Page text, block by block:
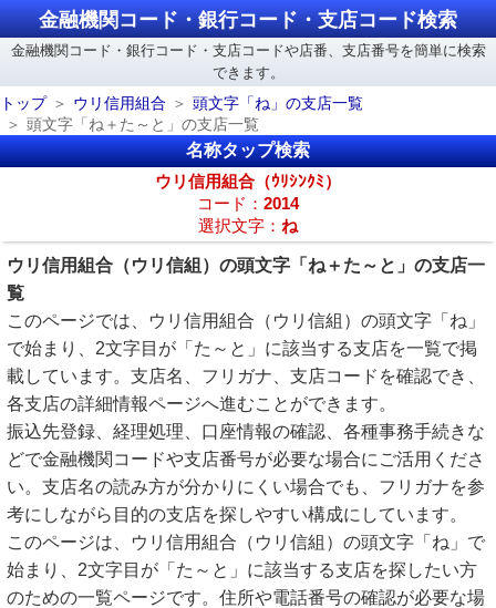
金融機関コード・銀行コード・支店コード検索
金融機関コード・銀行コード・支店コードや店番、支店番号を簡単に検索
できます。
トップ
ウリ信用組合
頭文字「ね」の支店一覧
頭文字「ね＋た～と」の支店一覧
名称タップ検索
ウリ信用組合（ｳﾘｼﾝｸﾐ）
コード： 2014
選択文字： ね
ウリ信用組合（ウリ信組）の頭文字「ね＋た～と」の支店一
覧
このページでは、ウリ信用組合（ウリ信組）の頭文字「ね」
で始まり、2文字目が「た～と」に該当する支店を一覧で掲
載しています。支店名、フリガナ、支店コードを確認でき、
各支店の詳細情報ページへ進むことができます。
振込先登録、経理処理、口座情報の確認、各種事務手続きな
どで金融機関コードや支店番号が必要な場合にご活用くださ
い。支店名の読み方が分かりにくい場合でも、フリガナを参
考にしながら目的の支店を探しやすい構成にしています。
このページは、ウリ信用組合（ウリ信組）の頭文字「ね」で
始まり、2文字目が「た～と」に該当する支店を探したい方
のための一覧ページです。住所や電話番号の確認が必要な場